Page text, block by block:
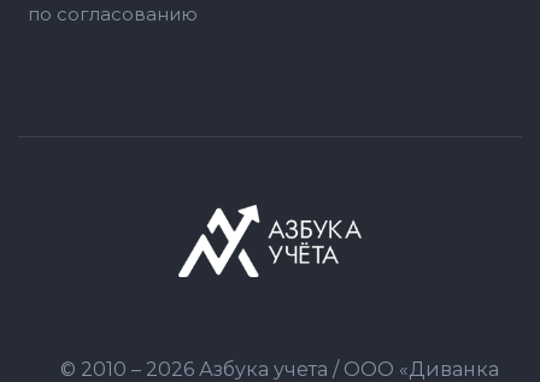
по согласованию
© 2010 – 2026 Азбука учета / ООО «Диванка